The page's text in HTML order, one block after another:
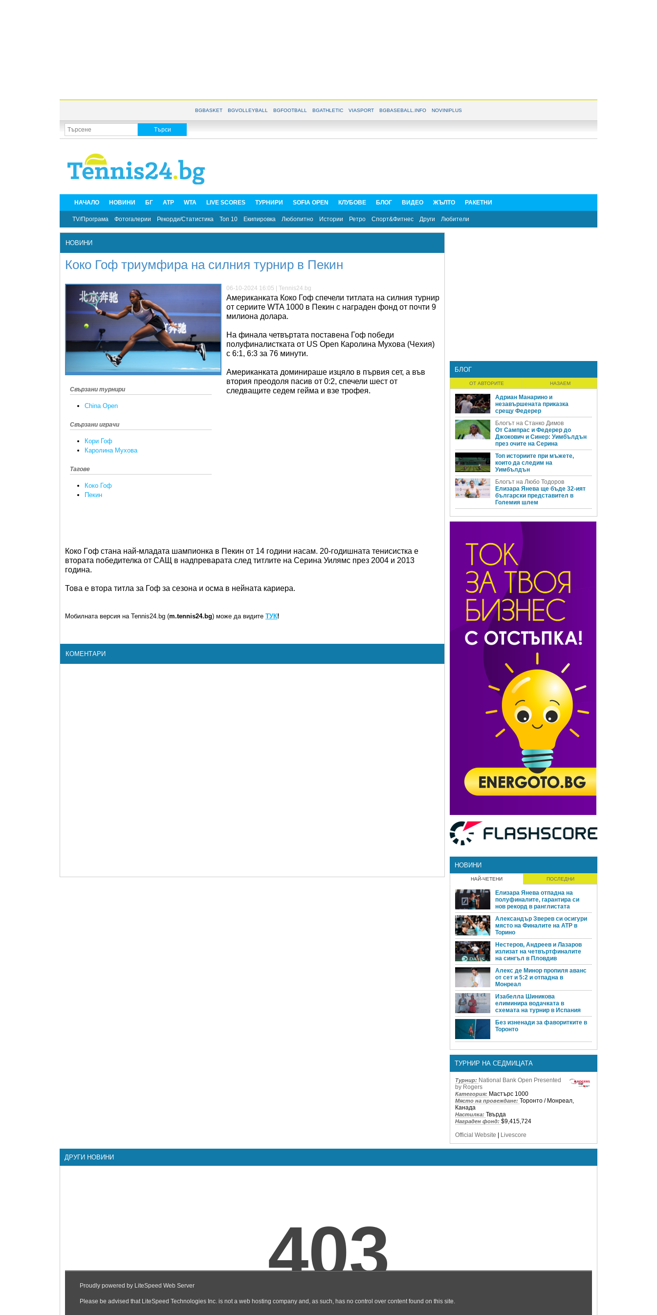
BGBASKET BGVOLLEYBALL BGFOOTBALL BGATHLETIC VIASPORT BGBASEBALL.INFO NOVINIPLUS
НАЧАЛО НОВИНИ БГ ATP WTA LIVE SCORES ТУРНИРИ SOFIA OPEN КЛУБОВЕ БЛОГ ВИДЕО ЖЪЛТО РАКЕТНИ
TV/Програма Фотогалерии Рекорди/Статистика Топ 10 Екипировка Любопитно Истории Ретро Спорт&Фитнес Други Любители
НОВИНИ
Коко Гоф триумфира на силния турнир в Пекин
Свързани турнири
China Open
Свързани играчи
Кори Гоф
Каролина Мухова
Тагове
Коко Гоф
Пекин
06-10-2024 16:05 | Tennis24.bg
Американката Коко Гоф спечели титлата на силния турнир
от сериите WTA 1000 в Пекин с награден фонд от почти 9
милиона долара.
На финала четвъртата поставена Гоф победи
полуфиналистката от US Open Каролина Мухова (Чехия)
с 6:1, 6:3 за 76 минути.
Американката доминираше изцяло в първия сет, а във
втория преодоля пасив от 0:2, спечели шест от
следващите седем гейма и взе трофея.
Коко Гoф стана най-младата шампионка в Пекин от 14 години насам. 20-годишната тенисистка е
втората победителка от САЩ в надпреварата след титлите на Серина Уилямс през 2004 и 2013
година.
Това е втора титла за Гоф за сезона и осма в нейната кариера.
Мобилната версия на Tennis24.bg (m.tennis24.bg) може да видите ТУК!
КОМЕНТАРИ
БЛОГ
ОТ АВТОРИТЕ НАЗАЕМ
Адриан Манарино и
незавършената приказка
срещу Федерер
Блогът на Станко Димов
От Сампрас и Федерер до
Джокович и Синер: Уимбълдън
през очите на Серина
Топ историите при мъжете,
които да следим на
Уимбълдън
Блогът на Любо Тодоров
Елизара Янева ще бъде 32-ият
български представител в
Големия шлем
НОВИНИ
НАЙ-ЧЕТЕНИ ПОСЛЕДНИ
Елизара Янева отпадна на
полуфиналите, гарантира си
нов рекорд в ранглистата
Александър Зверев си осигури
място на Финалите на ATP в
Торино
Нестеров, Андреев и Лазаров
излизат на четвъртфиналите
на сингъл в Пловдив
Алекс де Минор пропиля аванс
от сет и 5:2 и отпадна в
Монреал
Изабелла Шиникова
елиминира водачката в
схемата на турнир в Испания
Без изненади за фаворитките в
Торонто
ТУРНИР НА СЕДМИЦАТА
Турнир: National Bank Open Presented
by Rogers
Категория: Мастърс 1000
Място на провеждане: Торонто / Монреал,
Канада
Настилка: Твърда
Награден фонд: $9,415,724
Official Website | Livescore
ДРУГИ НОВИНИ